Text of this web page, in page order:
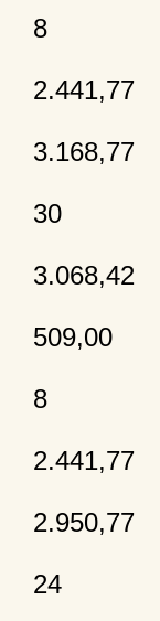
8
2.441,77
3.168,77
30
3.068,42
509,00
8
2.441,77
2.950,77
24